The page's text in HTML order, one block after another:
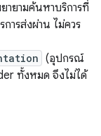
ายามค้นหาบริการที่
ารส่งผ่าน ไม่ควร
(อุปกรณ์
ทั้งหมด จึงไม่ได้